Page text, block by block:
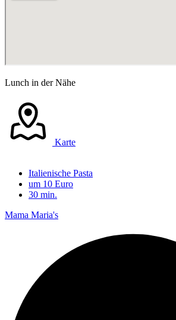
Lunch in der Nähe
Karte
Italienische Pasta
um 10 Euro
30 min.
Mama Maria's